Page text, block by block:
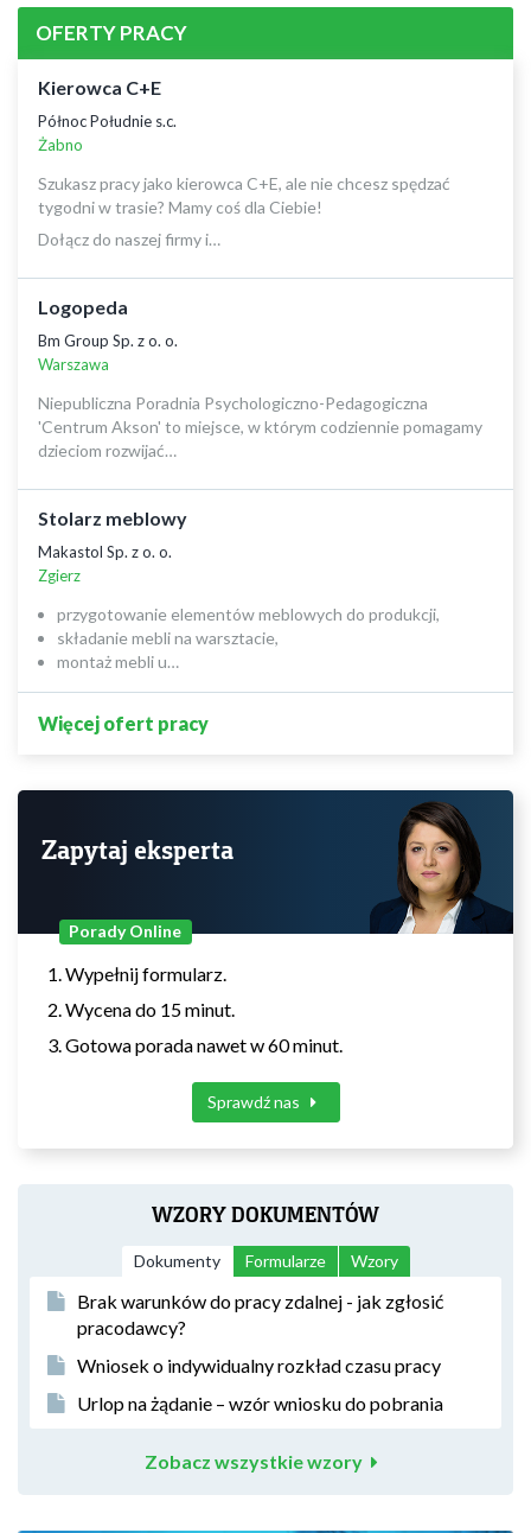
OFERTY PRACY
Kierowca C+E
Północ Południe s.c.
Żabno
Szukasz pracy jako kierowca C+E, ale nie chcesz spędzać
tygodni w trasie? Mamy coś dla Ciebie!
Dołącz do naszej firmy i…
Logopeda
Bm Group Sp. z o. o.
Warszawa
Niepubliczna Poradnia Psychologiczno-Pedagogiczna
'Centrum Akson' to miejsce, w którym codziennie pomagamy
dzieciom rozwijać…
Stolarz meblowy
Makastol Sp. z o. o.
Zgierz
przygotowanie elementów meblowych do produkcji,
składanie mebli na warsztacie,
montaż mebli u…
Więcej ofert pracy
Zapytaj eksperta
Porady Online
Wypełnij formularz.
Wycena do 15 minut.
Gotowa porada nawet w 60 minut.
Sprawdź nas
WZORY DOKUMENTÓW
Dokumenty Formularze Wzory
Brak warunków do pracy zdalnej - jak zgłosić
pracodawcy?
Wniosek o indywidualny rozkład czasu pracy
Urlop na żądanie – wzór wniosku do pobrania
Zobacz wszystkie wzory